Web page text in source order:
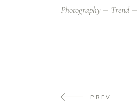
Photography Trend
PREV